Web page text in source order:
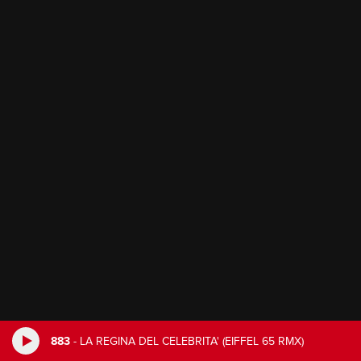
883 - LA REGINA DEL CELEBRITA' (EIFFEL 65 RMX)